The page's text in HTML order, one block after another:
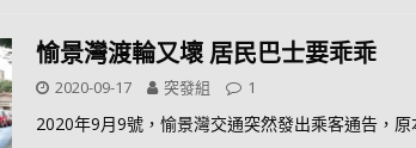
愉景灣渡輪又壞 居民巴士要乖乖
2020-09-17 突發組 1
2020年9月9號，愉景灣交通突然發出乘客通告，